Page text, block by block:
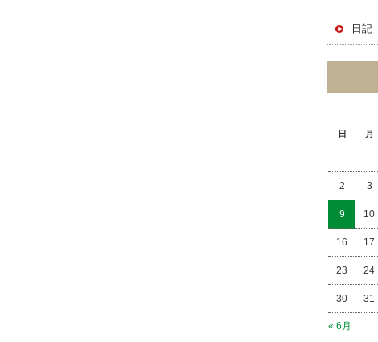
日記
日 月
« 6月
2 3
9 10
16 17
23 24
30 31